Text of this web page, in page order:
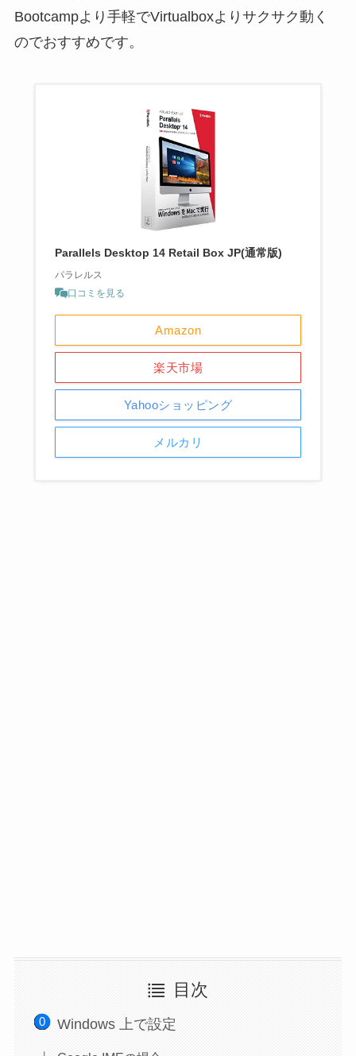
Bootcampより手軽でVirtualboxよりサクサク動く
のでおすすめです。
Parallels Desktop 14 Retail Box JP(通常版)
パラレルス
口コミを見る
Amazon
楽天市場
Yahooショッピング
メルカリ
目次
Windows 上で設定